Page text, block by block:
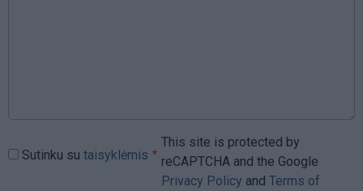
Sutinku su taisyklėmis
This site is protected by
reCAPTCHA and the Google
Privacy Policy and Terms of